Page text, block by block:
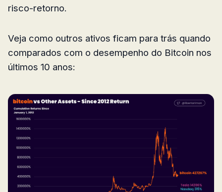
risco-retorno.
Veja como outros ativos ficam para trás quando
comparados com o desempenho do Bitcoin nos
últimos 10 anos: